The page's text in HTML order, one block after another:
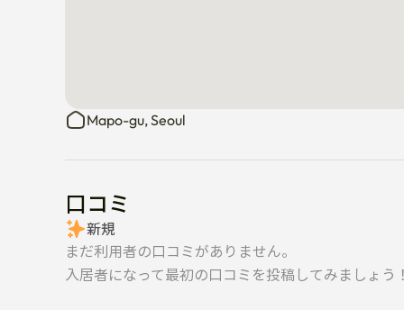
Mapo-gu, Seoul
口コミ
新規
まだ利用者の口コミがありません。
入居者になって最初の口コミを投稿してみましょう